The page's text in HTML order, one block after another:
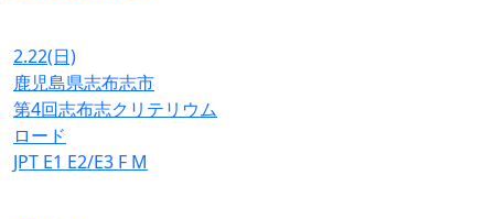
2.22(日)
鹿児島県志布志市
第4回志布志クリテリウム
ロード
JPT E1 E2/E3 F M